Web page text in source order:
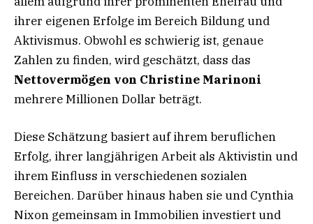
ihrer eigenen Erfolge im Bereich Bildung und
Aktivismus. Obwohl es schwierig ist, genaue
Zahlen zu finden, wird geschätzt, dass das
Nettovermögen von Christine Marinoni
mehrere Millionen Dollar beträgt.
Diese Schätzung basiert auf ihrem beruflichen
Erfolg, ihrer langjährigen Arbeit als Aktivistin und
ihrem Einfluss in verschiedenen sozialen
Bereichen. Darüber hinaus haben sie und Cynthia
Nixon gemeinsam in Immobilien investiert und